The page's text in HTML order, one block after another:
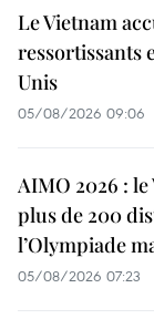
Le Vietnam
ressortissants
Unis
05/08/2026 09:06
AIMO 2026 :
plus de 200
l’Olympiade
05/08/2026 07:23